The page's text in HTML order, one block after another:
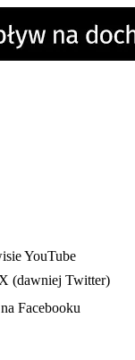
YouTube
(dawniej Twitter)
Facebooku